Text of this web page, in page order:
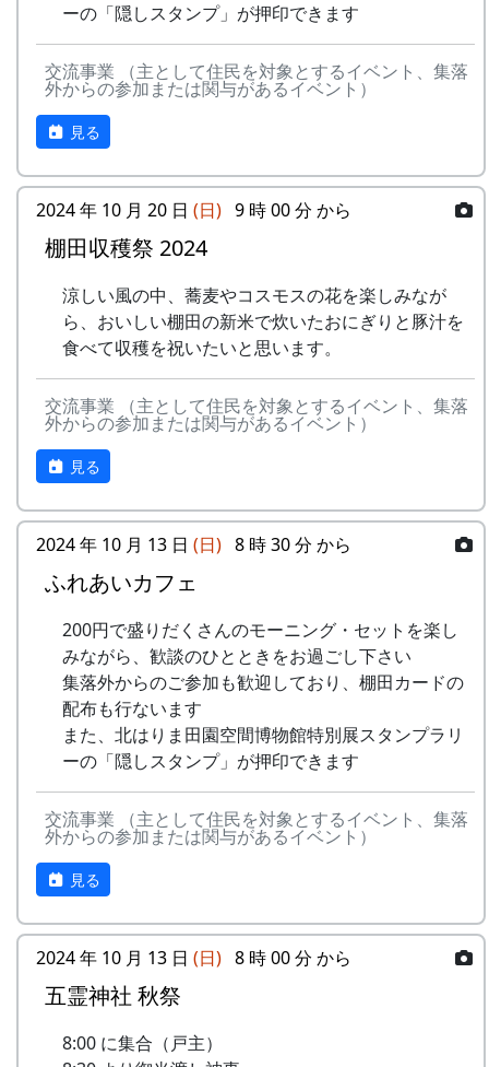
ーの「隠しスタンプ」が押印できます
交流事業 （主として住民を対象とするイベント、集落
外からの参加または関与があるイベント）
見る
2024 年 10 月 20 日 (日) 9 時 00 分 から
棚田収穫祭 2024
涼しい風の中、蕎麦やコスモスの花を楽しみなが
ら、おいしい棚田の新米で炊いたおにぎりと豚汁を
食べて収穫を祝いたいと思います。
交流事業 （主として住民を対象とするイベント、集落
外からの参加または関与があるイベント）
見る
2024 年 10 月 13 日 (日) 8 時 30 分 から
ふれあいカフェ
200円で盛りだくさんのモーニング・セットを楽し
みながら、歓談のひとときをお過ごし下さい
集落外からのご参加も歓迎しており、棚田カードの
配布も行ないます
また、北はりま田園空間博物館特別展スタンプラリ
ーの「隠しスタンプ」が押印できます
交流事業 （主として住民を対象とするイベント、集落
外からの参加または関与があるイベント）
見る
2024 年 10 月 13 日 (日) 8 時 00 分 から
五霊神社 秋祭
8:00 に集合（戸主）